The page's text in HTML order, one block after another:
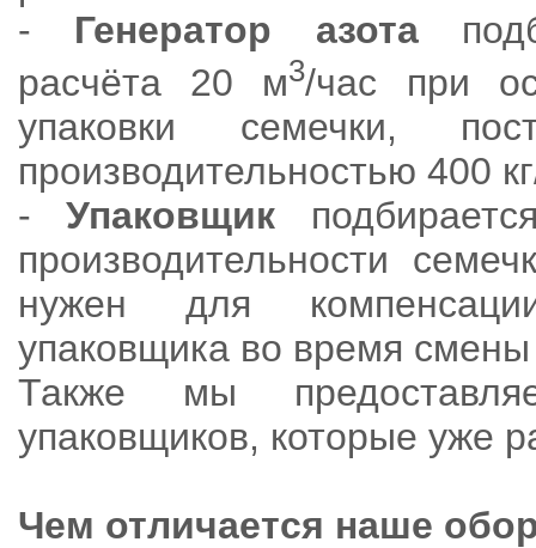
- Генератор азота
расчёта 20 м3/час при
упаковки семечки,
производительностью 400
-Упаковщик
производительности
нужен для
упаковщика во время
Также мы
упаковщиков, которые уже
Чем отличается наше